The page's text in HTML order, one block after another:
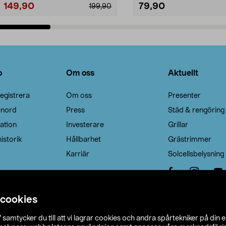
samtycker du till att vi lagrar cookies och andra spårtekniker på din
199,90
149,90 79,90
Om oss
Om oss
Press
Investerare
Hållbarhet
Karriär
Aktuellt
Presenter
Städ & rengöring
Grillar
Grästrimmer
Solcellsbelysning